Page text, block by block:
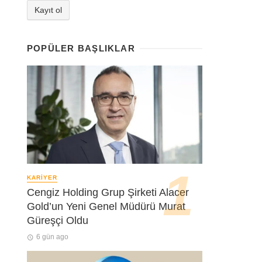
POPÜLER BAŞLIKLAR
KARIYER
Cengiz Holding Grup Şirketi Alacer
Gold’un Yeni Genel Müdürü Murat
Güreşçi Oldu
6 gün ago